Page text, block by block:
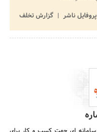
پروفایل ناشر
گزارش تخلف